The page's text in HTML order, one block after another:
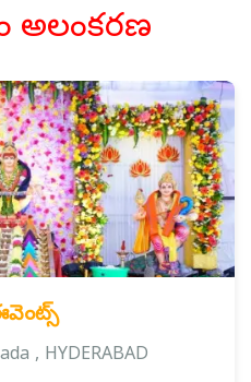
అలంకరణ
, HYDERABAD